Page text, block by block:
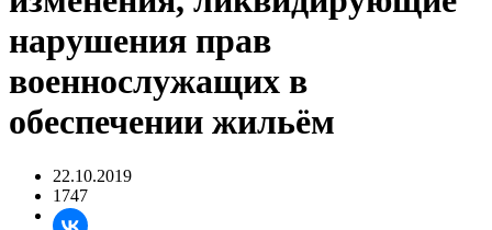
нарушения прав
военнослужащих в
обеспечении жильём
22.10.2019
1747